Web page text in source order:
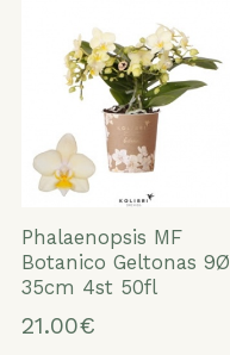
Phalaenopsis MF
Botanico Geltonas 9Ø
35cm 4st 50fl
21.00€